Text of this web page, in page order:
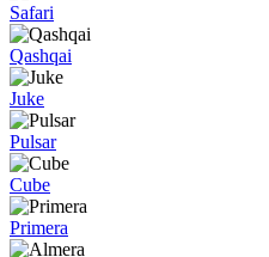
Safari
Qashqai
Juke
Pulsar
Cube
Primera